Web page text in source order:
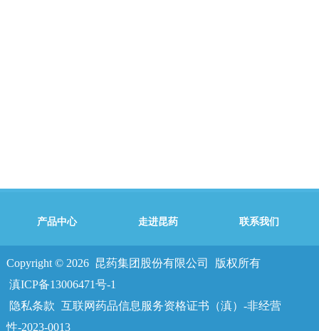
产品中心 走进昆药 联系我们
Copyright © 2026 昆药集团股份有限公司
版权所有
滇ICP备13006471号-1
隐私条款 互联网药品信息服务资格证书（滇）-非经营
性-2023-0013